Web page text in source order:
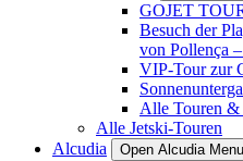
GOJET
Besuch der
von Pollença
VIP-Tour zur
Alle Touren &
Alle Jetski-Touren
Alcudia
Open Alcudia Menu